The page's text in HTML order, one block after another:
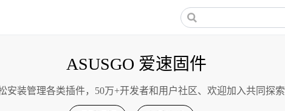
ASUSGO 爱速固件
安装管理各类插件，50万+开发者和用户社区、欢迎加入共同探索